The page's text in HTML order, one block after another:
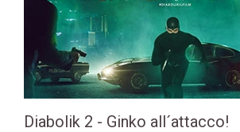
Diabolik 2 - Ginko all´attacco!